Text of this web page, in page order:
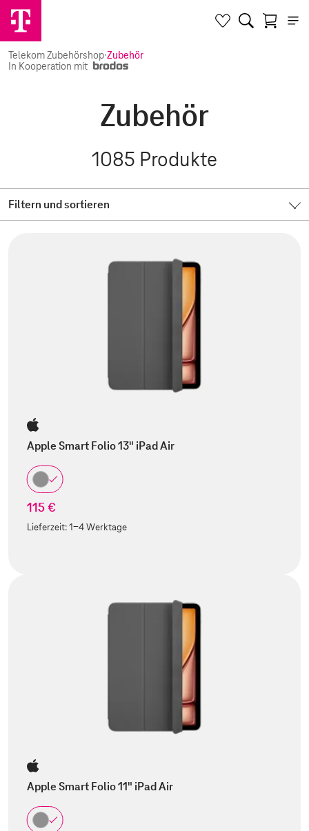
Telekom Zubehörshop·Zubehör
In Kooperation mit
Zubehör
1085 Produkte
Filtern und sortieren
Apple Smart Folio 13" iPad Air
115 €
Lieferzeit:1-4 Werktage
Apple Smart Folio 11" iPad Air